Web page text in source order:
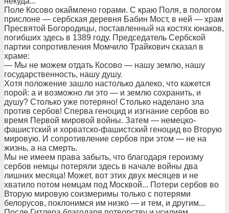
Поле Косово окаймлено горами. С краю Поля, в пологом
прислоне — сербская деревня Бабин Мост, в ней — храм
Пресвятой Богородицы, поставленный на костях юнаков,
погибших здесь в 1389 году. Председатель Сербской
партии сопротивления Момчило Трайкович сказал в
храме:
— Мы не можем отдать Косово — нашу землю, нашу
государственность, нашу душу.
Хотя положение зашло настолько далеко, что кажется
порой: а и возможно ли это — и землю сохранить, и
душу? Столько уже потеряно! Столько наделано зла
против сербов! Сперва геноцид и изгнание сербов во
время Первой мировой войны. Затем — немецко-
фашистский и хорватско-фашистский геноцид во Вторую
мировую. И сопротивление сербов при этом — не на
жизнь, а на смерть.
Мы не имеем права забыть, что благодаря героизму
сербов немцы потеряли здесь в начале войны два
лишних месяца! Может, вот этих двух месяцев и не
хватило потом немцам под Москвой... Потери сербов во
Вторую мировую соизмеримы только с потерями
белорусов, поклонимся им низко — и тем, и другим...